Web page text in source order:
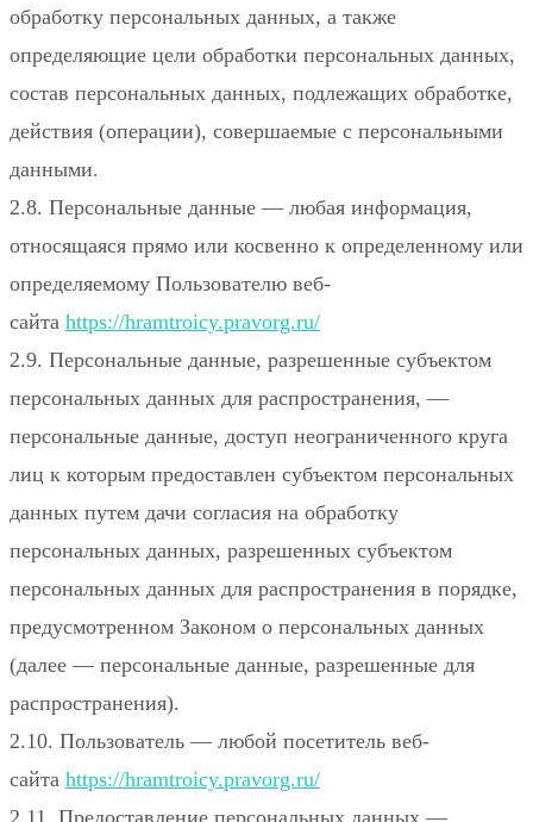
обработку персональных данных, а также
определяющие цели обработки персональных данных,
состав персональных данных, подлежащих обработке,
действия (операции), совершаемые с персональными
данными.
2.8. Персональные данные — любая информация,
относящаяся прямо или косвенно к определенному или
определяемому Пользователю веб-
сайта https://hramtroicy.pravorg.ru/
2.9. Персональные данные, разрешенные субъектом
персональных данных для распространения, —
персональные данные, доступ неограниченного круга
лиц к которым предоставлен субъектом персональных
данных путем дачи согласия на обработку
персональных данных, разрешенных субъектом
персональных данных для распространения в порядке,
предусмотренном Законом о персональных данных
(далее — персональные данные, разрешенные для
распространения).
2.10. Пользователь — любой посетитель веб-
сайта https://hramtroicy.pravorg.ru/
2.11. Предоставление персональных данных —